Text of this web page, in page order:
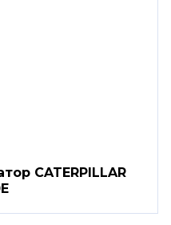
CATERPILLAR